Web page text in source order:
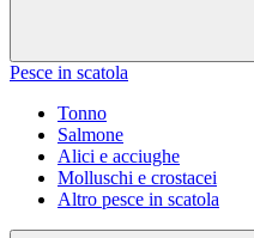
Pesce in scatola
Tonno
Salmone
Alici e acciughe
Molluschi e crostacei
Altro pesce in scatola